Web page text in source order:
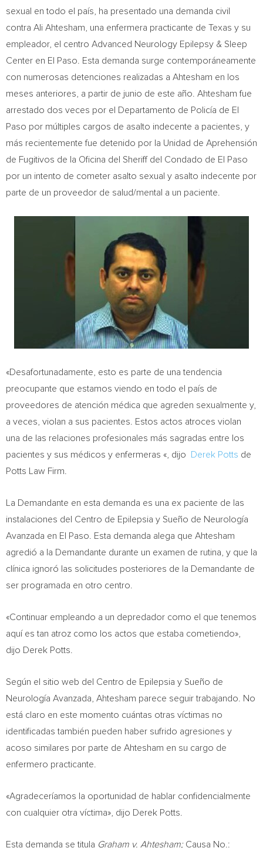
sexual en todo el país, ha presentado una demanda civil
contra Ali Ahtesham, una enfermera practicante de Texas y su
empleador, el centro Advanced Neurology Epilepsy & Sleep
Center en El Paso . Esta demanda surge contemporáneamente
con numerosas detenciones realizadas a Ahtesham en los
meses anteriores, a partir de junio de este año. Ahtesham fue
arrestado dos veces por el Departamento de Policía de El
Paso por múltiples cargos de asalto indecente a pacientes, y
más recientemente fue detenido por la Unidad de Aprehensión
de Fugitivos de la Oficina del Sheriff del Condado de El Paso
por un intento de cometer asalto sexual y asalto indecente por
parte de un proveedor de salud/mental a un paciente.
«Desafortunadamente, esto es parte de una tendencia
preocupante que estamos viendo en todo el país de
proveedores de atención médica que agreden sexualmente y,
a veces, violan a sus pacientes. Estos actos atroces violan
una de las relaciones profesionales más sagradas entre los
pacientes y sus médicos y enfermeras «, dijo
Derek Potts de
Potts Law Firm.
La Demandante en esta demanda es una ex paciente de las
instalaciones del Centro de Epilepsia y Sueño de Neurología
Avanzada en El Paso . Esta demanda alega que Ahtesham
agredió a la Demandante durante un examen de rutina, y que la
clínica ignoró las solicitudes posteriores de la Demandante de
ser programada en otro centro.
«Continuar empleando a un depredador como el que tenemos
aquí es tan atroz como los actos que estaba cometiendo»,
dijo Derek Potts
Según el sitio web del Centro de Epilepsia y Sueño de
Neurología Avanzada, Ahtesham parece seguir trabajando. No
está claro en este momento cuántas otras víctimas no
identificadas también pueden haber sufrido agresiones y
acoso similares por parte de Ahtesham en su cargo de
enfermero practicante.
«Agradeceríamos la oportunidad de hablar confidencialmente
con cualquier otra víctima», dijo Derek Potts
Esta demanda se titula Graham v. Ahtesham; Causa No.: